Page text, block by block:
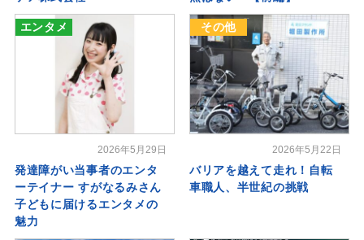
エンタメ
2026年5月29日
発達障がい当事者のエンタ
ーテイナー すがなるみさん
子どもに届けるエンタメの
魅力
その他
2026年5月22日
バリアを越えて走れ！自転
車職人、半世紀の挑戦